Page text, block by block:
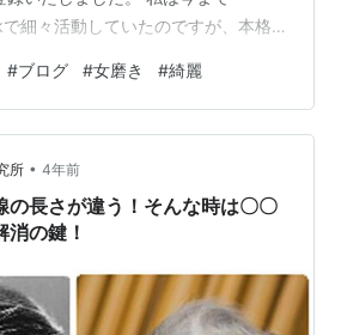
細々活動していたのですが、本格的
( •̀ •́ )୨⚑︎゛ 初投稿はテーマについて
ーマにしています。もう少し詳し
ットや肌管理、脱毛など外見に加え
余裕、豊かさなどの内面において
#ブログ #女磨き #綺麗
所 • 4年前
の長さが違う！そんな時は〇〇
の鍵！